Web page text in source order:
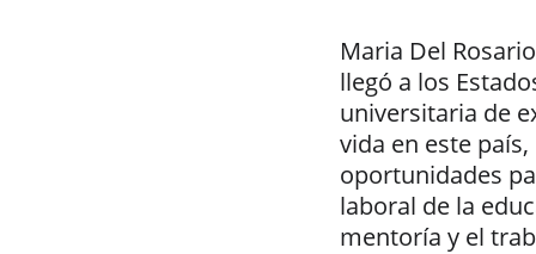
Maria Del
llegó a los
universitaria de
vida en este
oportunidades
laboral de la
mentoría y el